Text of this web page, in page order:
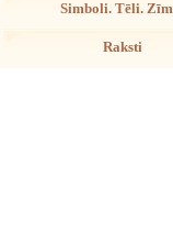
Simboli. Tēli.
Raksti